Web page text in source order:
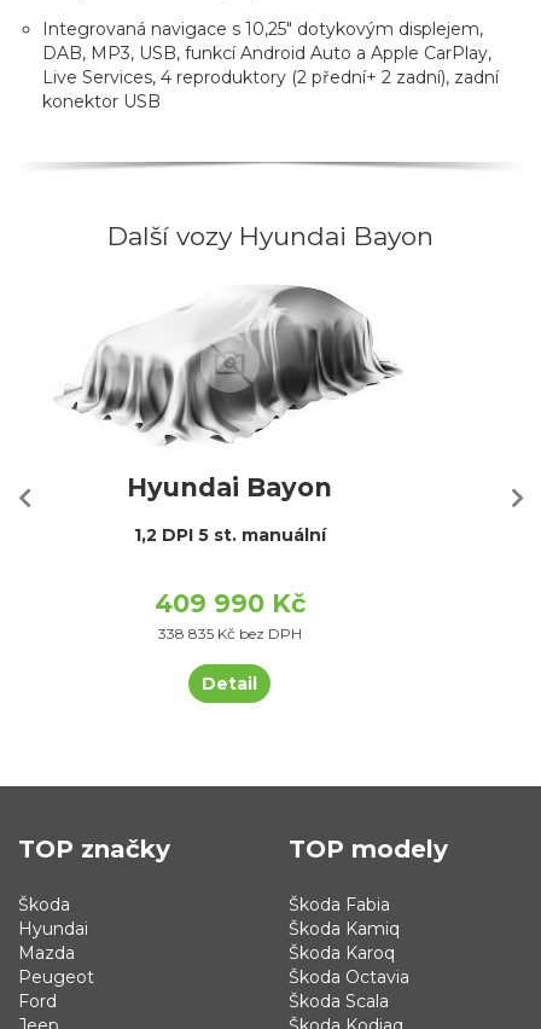
Integrovaná navigace s 10,25" dotykovým displejem,
DAB, MP3, USB, funkcí Android Auto a Apple CarPlay,
Live Services, 4 reproduktory (2 přední+ 2 zadní), zadní
konektor USB
Další vozy Hyundai Bayon
Hyundai Bayon
1,2 DPI 5 st. manuální
409 990 Kč
338 835 Kč bez DPH
Detail
TOP značky
Škoda
Hyundai
Mazda
Peugeot
Ford
TOP modely
Škoda Fabia
Škoda Kamiq
Škoda Karoq
Škoda Octavia
Škoda Scala